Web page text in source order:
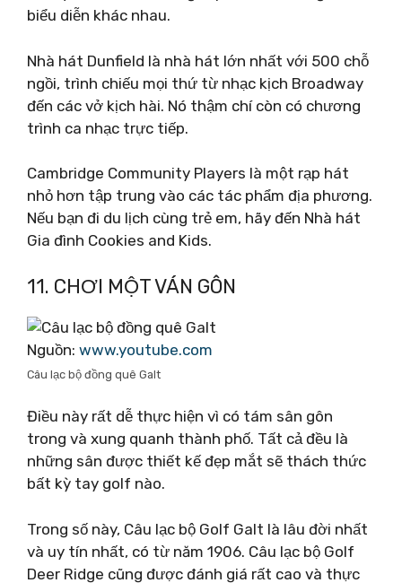
biểu diễn khác nhau.
Nhà hát Dunfield là nhà hát lớn nhất với 500 chỗ
ngồi, trình chiếu mọi thứ từ nhạc kịch Broadway
đến các vở kịch hài. Nó thậm chí còn có chương
trình ca nhạc trực tiếp.
Cambridge Community Players là một rạp hát
nhỏ hơn tập trung vào các tác phẩm địa phương.
Nếu bạn đi du lịch cùng trẻ em, hãy đến Nhà hát
Gia đình Cookies and Kids.
11. CHƠI MỘT VÁN GÔN
Nguồn: www.youtube.com
Câu lạc bộ đồng quê Galt
Điều này rất dễ thực hiện vì có tám sân gôn
trong và xung quanh thành phố. Tất cả đều là
những sân được thiết kế đẹp mắt sẽ thách thức
bất kỳ tay golf nào.
Trong số này, Câu lạc bộ Golf Galt là lâu đời nhất
và uy tín nhất, có từ năm 1906. Câu lạc bộ Golf
Deer Ridge cũng được đánh giá rất cao và thực